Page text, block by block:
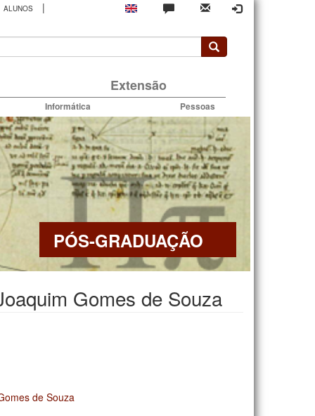
ALUNOS |
Extensão
Informática Pessoas
PÓS-GRADUAÇÃO
Gomes de Souza
de Souza